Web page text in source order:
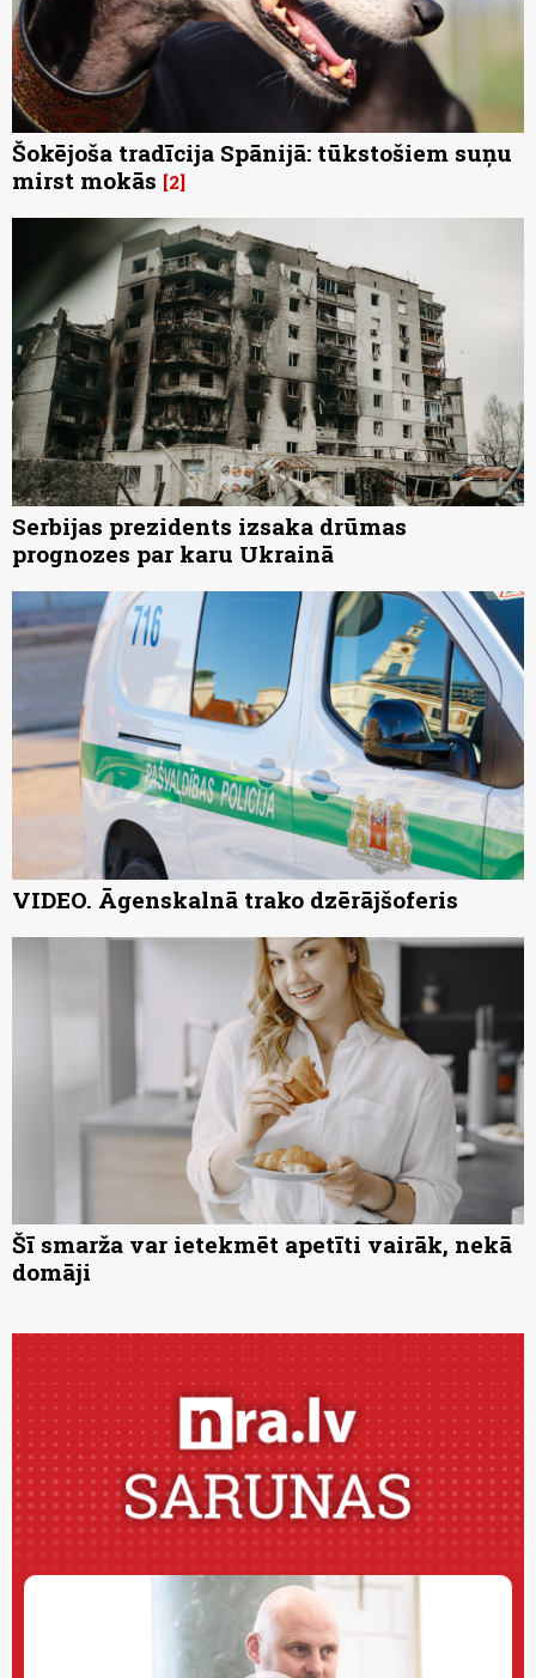
Šokējoša tradīcija Spānijā: tūkstošiem suņu
mirst mokās 2
Serbijas prezidents izsaka drūmas
prognozes par karu Ukrainā
VIDEO. Āgenskalnā trako dzērājšoferis
Šī smarža var ietekmēt apetīti vairāk, nekā
domāji